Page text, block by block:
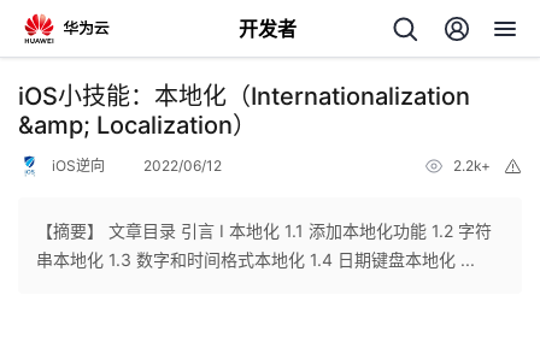
开发者
返
回
iOS小技能：本地化（Internationalization
&amp; Localization）
iOS逆向 2022/06/12 2.2k+
【摘要】 文章目录 引言 I 本地化 1.1 添加本地化功能 1.2 字符
串本地化 1.3 数字和时间格式本地化 1.4 日期键盘本地化 ...